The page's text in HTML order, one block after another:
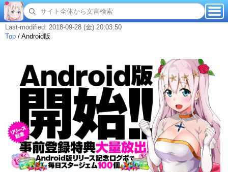
Last-modified: 2018-09-28 (金) 20:03:50
Top / Android版